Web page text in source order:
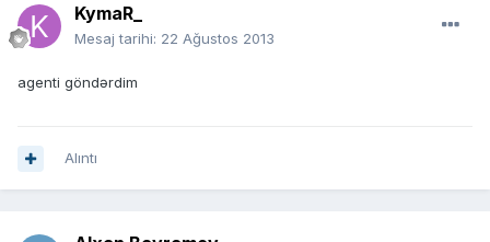
KymaR_
Mesaj tarihi: 22 Ağustos 2013
agenti göndərdim
Alıntı